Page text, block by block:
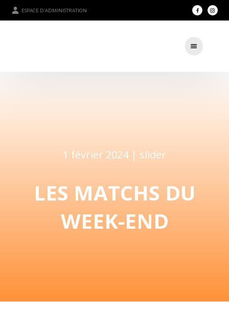
ESPACE D'ADMINISTRATION
1 février 2024 | slider
LES MATCHS DU
WEEK-END